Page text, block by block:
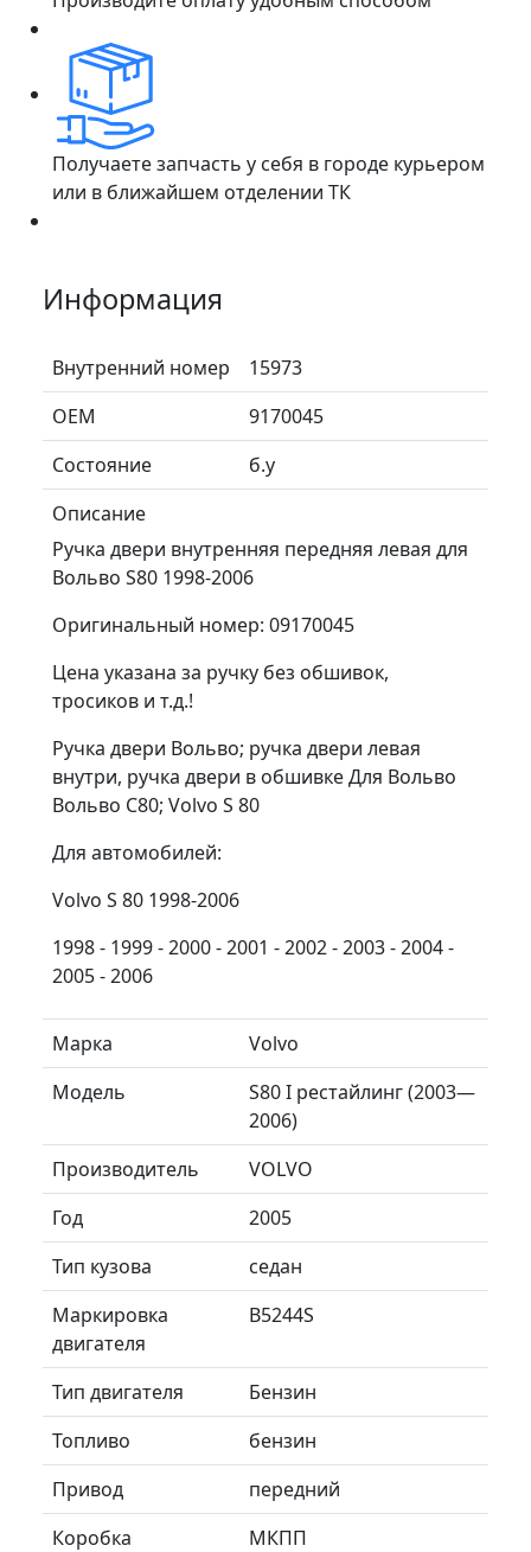
Получаете запчасть у себя в городе курьером
или в ближайшем отделении ТК
Информация
Внутренний номер
15973
ОЕМ
9170045
Состояние
б.у
Описание
Ручка двери внутренняя передняя левая для
Вольво S80 1998-2006
Оригинальный номер: 09170045
Цена указана за ручку без обшивок,
тросиков и т.д.!
Ручка двери Вольво; ручка двери левая
внутри, ручка двери в обшивке Для Вольво
Вольво С80; Volvo S 80
Для автомобилей:
Volvo S 80 1998-2006
1998 - 1999 - 2000 - 2001 - 2002 - 2003 - 2004 -
2005 - 2006
Марка
Volvo
Модель
S80 I рестайлинг (2003—
2006)
Производитель
VOLVO
Год
2005
Тип кузова
седан
Маркировка
двигателя
B5244S
Тип двигателя
Бензин
Топливо
бензин
Привод
передний
Коробка
МКПП